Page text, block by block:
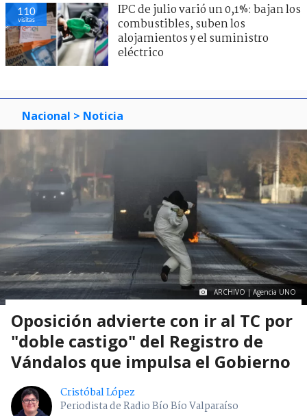
110
visitas
IPC de julio varió un 0,1%: bajan los
combustibles, suben los
alojamientos y el suministro
eléctrico
Nacional > Noticia
ARCHIVO | Agencia UNO
Oposición advierte con ir al TC por
"doble castigo" del Registro de
Vándalos que impulsa el Gobierno
Cristóbal López
Periodista de Radio Bío Bío Valparaíso